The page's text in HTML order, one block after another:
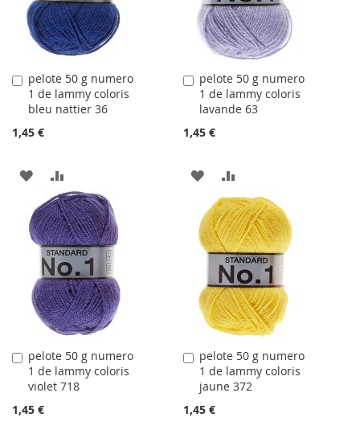
D'ACHATS
D'ACHATS
pelote 50 g numero
1 de lammy coloris
bleu nattier 36
1,45 €
Ajouter
au
panier
AJOUTER
À
LA
LISTE
D'ACHATS
AU
COMPARATEUR
pelote 50 g numero
1 de lammy coloris
lavande 63
1,45 €
Ajouter
au
panier
AJOUTER
À
LA
LISTE
D'ACHATS
AU
COMPARATEUR
pelote 50 g numero
1 de lammy coloris
violet 718
1,45 €
Ajouter
au
panier
pelote 50 g numero
1 de lammy coloris
jaune 372
1,45 €
Ajouter
au
panier